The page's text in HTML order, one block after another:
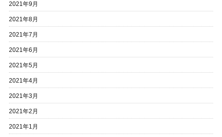
2021年9月
2021年8月
2021年7月
2021年6月
2021年5月
2021年4月
2021年3月
2021年2月
2021年1月